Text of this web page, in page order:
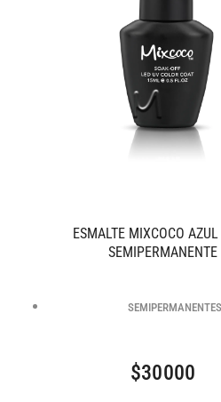
ESMALTE MIXCOCO
SEMIPERMANENTE
SEMIPERMANENTES
$30000